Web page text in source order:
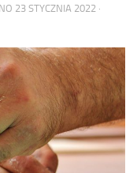
23 STYCZNIA 2022 ·